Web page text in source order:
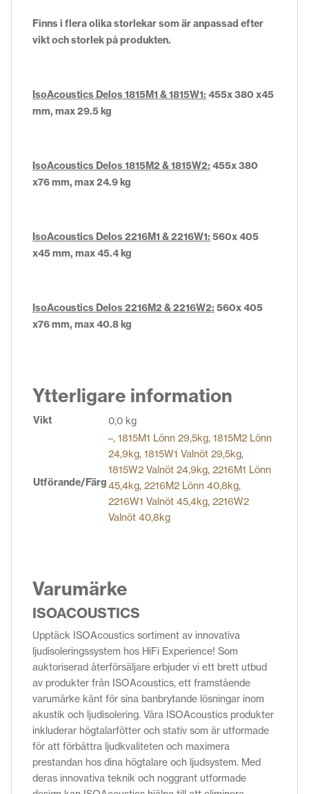
Finns i flera olika storlekar som är anpassad efter
vikt och storlek på produkten.
IsoAcoustics Delos 1815M1 & 1815W1: 455x 380 x45
mm, max 29.5 kg
IsoAcoustics Delos 1815M2 & 1815W2: 455x 380
x76 mm, max 24.9 kg
IsoAcoustics Delos 2216M1 & 2216W1: 560x 405
x45 mm, max 45.4 kg
IsoAcoustics Delos 2216M2 & 2216W2: 560x 405
x76 mm, max 40.8 kg
Ytterligare information
Vikt 0,0 kg
Utförande/Färg
–, 1815M1 Lönn 29,5kg, 1815M2 Lönn
24,9kg, 1815W1 Valnöt 29,5kg,
1815W2 Valnöt 24,9kg, 2216M1 Lönn
45,4kg, 2216M2 Lönn 40,8kg,
2216W1 Valnöt 45,4kg, 2216W2
Valnöt 40,8kg
Varumärke
ISOACOUSTICS
Upptäck ISOAcoustics sortiment av innovativa
ljudisoleringssystem hos HiFi Experience! Som
auktoriserad återförsäljare erbjuder vi ett brett utbud
av produkter från ISOAcoustics, ett framstående
varumärke känt för sina banbrytande lösningar inom
akustik och ljudisolering. Våra ISOAcoustics produkter
inkluderar högtalarfötter och stativ som är utformade
för att förbättra ljudkvaliteten och maximera
prestandan hos dina högtalare och ljudsystem. Med
deras innovativa teknik och noggrant utformade